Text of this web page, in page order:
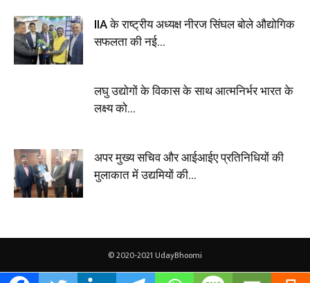
IIA के राष्ट्रीय अध्यक्ष नीरज सिंघल बोले औद्योगिक
सफलता की नई...
लघु उद्योगों के विकास के साथ आत्मनिर्भर भारत के
लक्ष्य को...
अपर मुख्य सचिव और आईआईए प्रतिनिधियों की
मुलाकात में उद्यमियों की...
© 2020-2021 UdayBhoomi